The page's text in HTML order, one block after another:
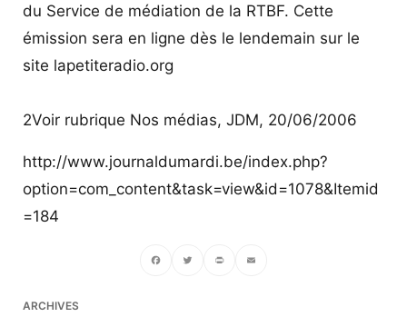
du Service de médiation de la RTBF. Cette
émission sera en ligne dès le lendemain sur le
site lapetiteradio.org
2Voir rubrique Nos médias, JDM, 20/06/2006
http://www.journaldumardi.be/index.php?
option=com_content&task=view&id=1078&Itemid
=184
ARCHIVES